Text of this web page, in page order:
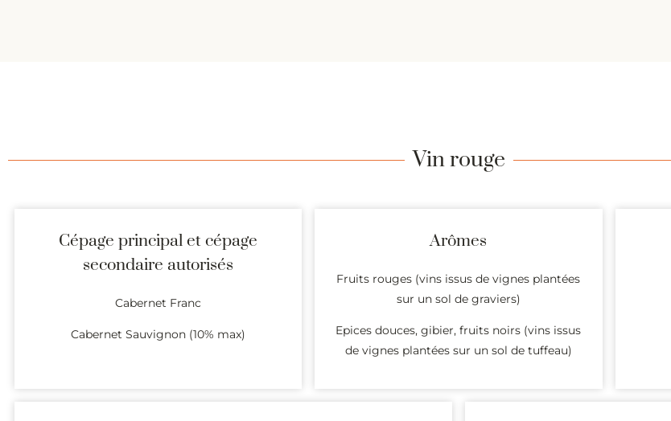
Vin rouge
Cépage principal et cépage
secondaire autorisés
Cabernet Franc
Cabernet Sauvignon (10% max)
Arômes
Fruits rouges (vins issus de vignes plantées
sur un sol de graviers)
Epices douces, gibier, fruits noirs (vins issus
de vignes plantées sur un sol de tuffeau)